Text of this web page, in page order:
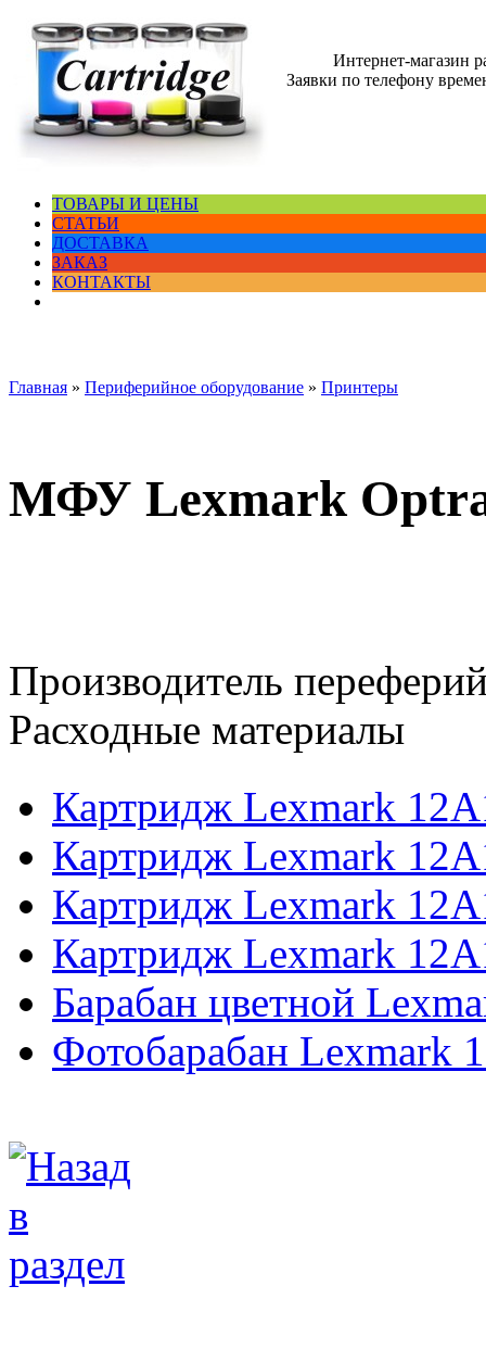
Интернет-магазин
Заявки по телефону
ТОВАРЫ И ЦЕНЫ
СТАТЬИ
ДОСТАВКА
ЗАКАЗ
КОНТАКТЫ
Главная » Периферийное оборудование » Принтеры
МФУ Lexmark Optra
Производитель
Расходные материалы
Картридж Lexmark
Картридж Lexmark
Картридж Lexmark
Картридж Lexmark
Барабан цветной
Фотобарабан Lexmark